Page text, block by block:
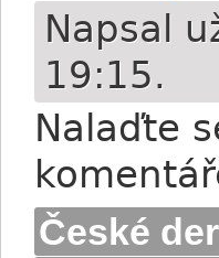
Napsal
19:15.
Nalaďte
České